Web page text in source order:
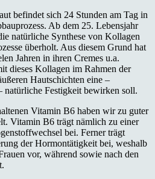
befindet sich 24 Stunden am Tag in
Ab dem 25. Lebensjahr
natürliche Synthese von Kollagen
überholt. Aus diesem Grund hat
Jahren in ihren Cremes u.a.
dieses Kollagen im Rahmen der
Hautschichten eine –
natürliche Festigkeit bewirken soll.
Vitamin B6 haben wir zu guter
Vitamin B6 trägt nämlich zu einer
bei. Ferner trägt
der Hormontätigkeit bei, weshalb
vor, während sowie nach den